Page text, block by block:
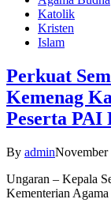
Katolik
Kristen
Islam
Perkuat
Kemenag
Peserta PAI
By adminNovember
Ungaran – Kepala
Kementerian